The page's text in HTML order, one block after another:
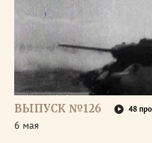
ВЫПУСК №126 48
6 мая